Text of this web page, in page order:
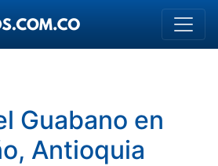
Guabano en
Antioquia